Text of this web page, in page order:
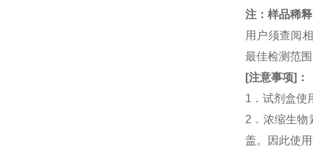
注：样品稀
用户须查阅
最佳检测范
[注意事项] ：
1．试剂盒使
2．浓缩生物
盖。因此使